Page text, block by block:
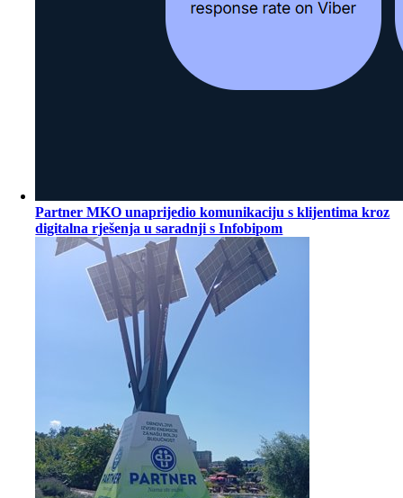
Partner MKO unaprijedio komunikaciju s klijentima kroz
digitalna rješenja u saradnji s Infobipom